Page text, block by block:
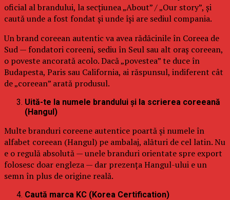
oficial al brandului, la secțiunea „About” / „Our story”, și
caută unde a fost fondat și unde își are sediul compania.
Un brand coreean autentic va avea rădăcinile în Coreea de
Sud — fondatori coreeni, sediu în Seul sau alt oraș coreean,
o poveste ancorată acolo. Dacă „povestea” te duce în
Budapesta, Paris sau California, ai răspunsul, indiferent cât
de „coreean” arată produsul.
Uită-te la numele brandului și la scrierea coreeană
(Hangul)
Multe branduri coreene autentice poartă și numele în
alfabet coreean (Hangul) pe ambalaj, alături de cel latin. Nu
e o regulă absolută — unele branduri orientate spre export
folosesc doar engleza — dar prezența Hangul-ului e un
semn în plus de origine reală.
Caută marca KC (Korea Certification)